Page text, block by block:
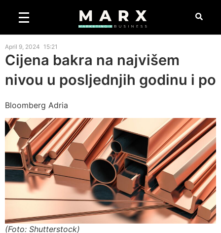
April 9, 2024 15:21
Cijena bakra na najvišem
nivou u posljednjih godinu i po
Bloomberg Adria
(Foto: Shutterstock)